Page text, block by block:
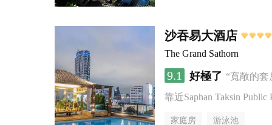
沙吞易大酒店
The Grand Sathorn
9.1 好極了 “寬敞的
靠近Saphan Taksin Public
家庭房 游泳池